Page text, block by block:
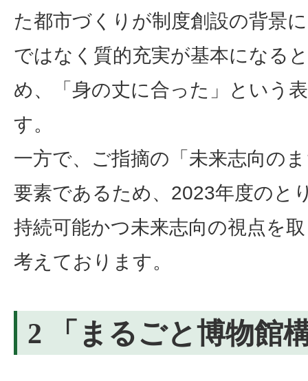
た都市づくりが制度創設の背景
ではなく質的充実が基本になる
め、「身の丈に合った」という
す。
一方で、ご指摘の「未来志向の
要素であるため、2023年度のと
持続可能かつ未来志向の視点を
考えております。
2 「まるごと博物館